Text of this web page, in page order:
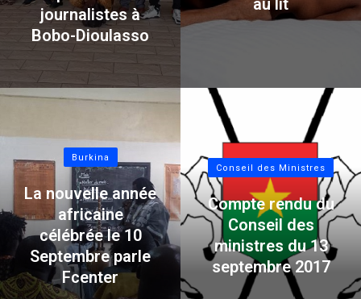
journalistes à
Bobo-Dioulasso
au lit
Burkina
La nouvelle année
africaine
célébrée le 10
Septembre parle
Fcenter
Conseil des Ministres
Compte rendu du
Conseil des
ministres du 13
septembre 2017